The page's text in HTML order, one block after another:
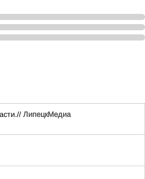
ЛипецкМедиа